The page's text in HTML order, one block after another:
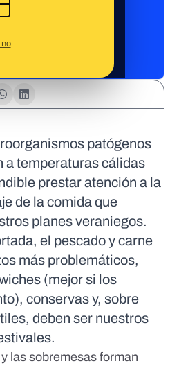
patógenos
a temperaturas cálidas
prestar atención a la
de la comida que
planes veraniegos.
el pescado y carne
más problemáticos,
(mejor si los
conservas y, sobre
deben ser nuestros
las sobremesas forman